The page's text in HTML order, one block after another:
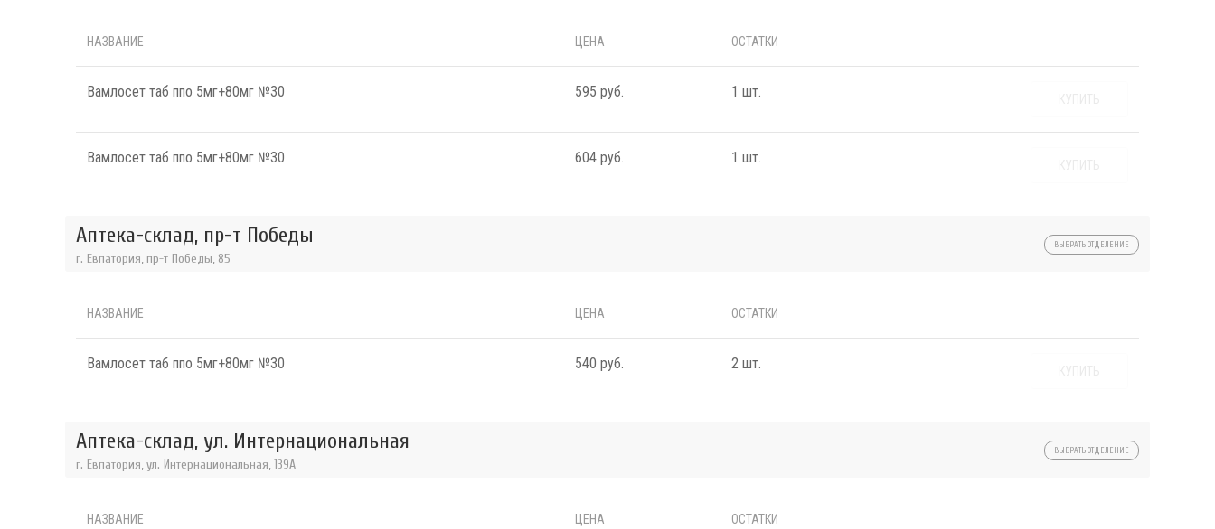
НАЗВАНИЕ ЦЕНА ОСТАТКИ
Вамлосет таб ппо 5мг+80мг №30 595 руб. 1 шт.
Вамлосет таб ппо 5мг+80мг №30 604 руб. 1 шт.
Аптека-склад, пр-т Победы
г. Евпатория, пр-т Победы, 85
ВЫБРАТЬ ОТДЕЛЕНИЕ
НАЗВАНИЕ ЦЕНА ОСТАТКИ
Вамлосет таб ппо 5мг+80мг №30 540 руб. 2 шт.
Аптека-склад, ул. Интернациональная
г. Евпатория, ул. Интернациональная, 139А
ВЫБРАТЬ ОТДЕЛЕНИЕ
НАЗВАНИЕ ЦЕНА ОСТАТКИ